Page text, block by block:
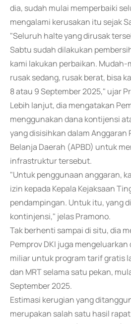
dia, sudah mulai memperbaiki
mengalami kerusakan itu sejak
"Seluruh halte yang dirusak
Sabtu sudah dilakukan
kami lakukan perbaikan.
rusak sedang, rusak berat, bisa
8 atau 9 September 2025," ujar
Lebih lanjut, dia mengatakan
menggunakan dana kontijensi
yang disisihkan dalam Anggaran
Belanja Daerah (APBD) untuk
infrastruktur tersebut.
"Untuk penggunaan anggaran,
izin kepada Kepala Kejaksaan
pendampingan. Untuk itu, yang
kontinjensi," jelas Pramono.
Tak berhenti sampai di situ, dia
Pemprov DKI juga mengeluarkan
miliar untuk program tarif gratis
dan MRT selama satu pekan,
September 2025.
Estimasi kerugian yang
merupakan salah satu hasil